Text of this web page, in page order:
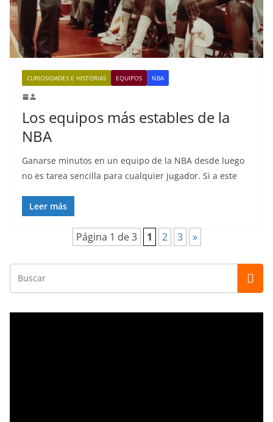
CURIOSIDADES E HISTORIAS EQUIPOS NBA
Los equipos más estables de la
NBA
Ganarse minutos en un equipo de la NBA desde luego
no es tarea sencilla para cualquier jugador. Si a este
Leer más
Página 1 de 3 1 2 3 »